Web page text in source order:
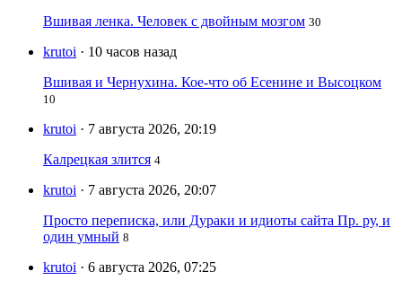
Вшивая ленка. Человек с двойным мозгом 30
krutoi · 10 часов назад
Вшивая и Чернухина. Кое-что об Есенине и Высоцком
10
krutoi · 7 августа 2026, 20:19
Калрецкая злится 4
krutoi · 7 августа 2026, 20:07
Просто переписка, или Дураки и идиоты сайта Пр. ру, и
один умный 8
krutoi · 6 августа 2026, 07:25